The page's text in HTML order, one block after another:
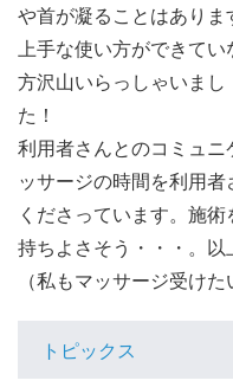
や首が凝ることはあり
上手な使い方ができて
方沢山いらっしゃいまし
た！
利用者さんとのコミュ
ッサージの時間を利用
くださっています。施
持ちよさそう・・・。
（私もマッサージ受けた
トピックス